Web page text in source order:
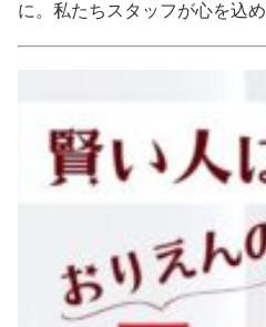
に。私たちスタッフが心を込